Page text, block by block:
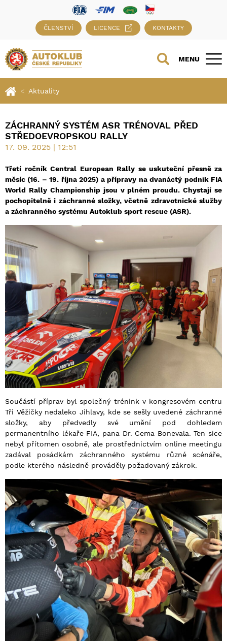
ČLENSTVÍ LICENCE KONTAKTY
MENU
Aktuality
ZÁCHRANNÝ SYSTÉM ASR TRÉNOVAL PŘED
STŘEDOEVROPSKOU RALLY
17. 09. 2025 | 12:51
Třetí ročník Central European Rally se uskuteční přesně za
měsíc (16. – 19. října 2025) a přípravy na dvanáctý podnik FIA
World Rally Championship jsou v plném proudu. Chystají se
pochopitelně i záchranné složky, včetně zdravotnické služby
a záchranného systému Autoklub sport rescue (ASR).
Součástí příprav byl společný trénink v kongresovém centru
Tři Věžičky nedaleko Jihlavy, kde se sešly uvedené záchranné
složky, aby předvedly své umění pod dohledem
permanentního lékaře FIA, pana Dr. Cema Bonevala. Ten sice
nebyl přítomen osobně, ale prostřednictvím online meetingu
zadával posádkám záchranného systému různé scénáře,
podle kterého následně prováděly požadovaný zákrok.